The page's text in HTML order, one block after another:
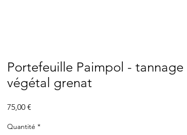
Portefeuille Paimpol - tannage
végétal grenat
75,00 €
Quantité *